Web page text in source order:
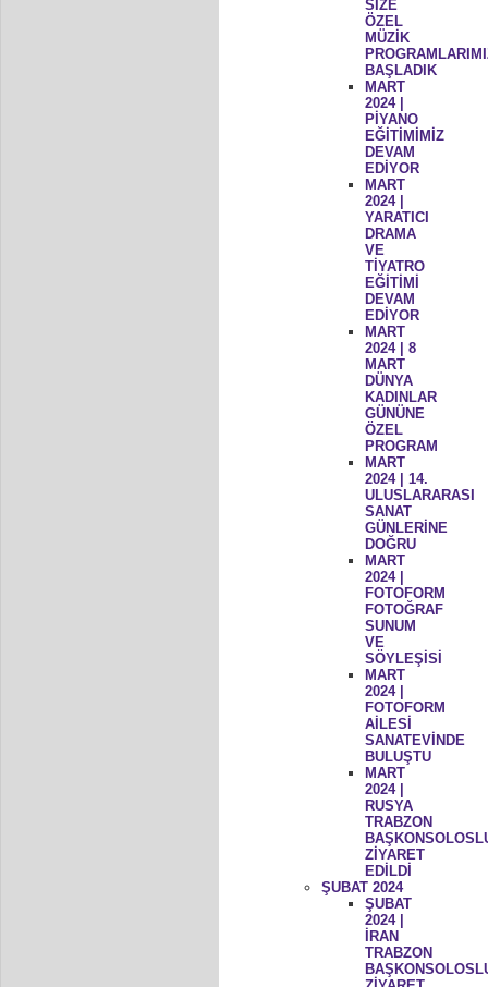
SİZE
ÖZEL
MÜZİK
BAŞLADIK
MART
2024 |
PİYANO
EĞİTİMİMİZ
DEVAM
EDİYOR
MART
2024 |
YARATICI
DRAMA
VE
TİYATRO
EĞİTİMİ
DEVAM
EDİYOR
MART
2024 | 8
MART
DÜNYA
KADINLAR
GÜNÜNE
ÖZEL
PROGRAM
MART
2024 | 14.
ULUSLARARASI
SANAT
GÜNLERİNE
DOĞRU
MART
2024 |
FOTOFORM
FOTOĞRAF
SUNUM
VE
SÖYLEŞİSİ
MART
2024 |
FOTOFORM
AİLESİ
SANATEVİNDE
BULUŞTU
MART
2024 |
RUSYA
TRABZON
ZİYARET
EDİLDİ
ŞUBAT 2024
ŞUBAT
2024 |
İRAN
TRABZON